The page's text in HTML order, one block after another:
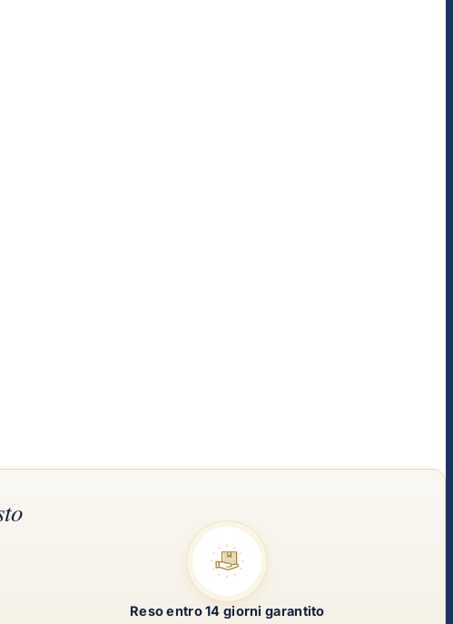
Reso entro 14 giorni garantito